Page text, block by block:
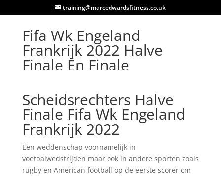
training@marcedwardsfitness.co.uk
Fifa Wk Engeland
Frankrijk 2022 Halve
Finale En Finale
Scheidsrechters Halve
Finale Fifa Wk Engeland
Frankrijk 2022
Een weddenschap voornamelijk in
voetbalwedstrijden maar ook in andere sporten zoals
rugby en American football op de eerste scorer om